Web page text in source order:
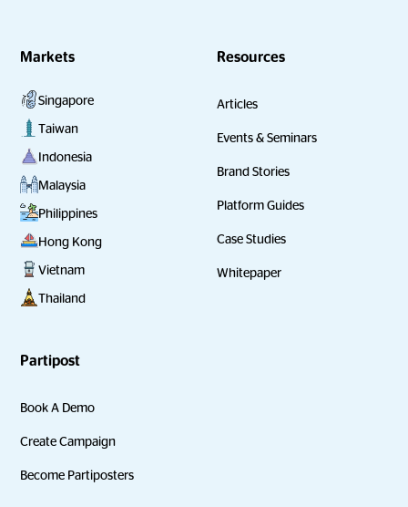
Markets
Singapore
Taiwan
Indonesia
Malaysia
Philippines
Hong Kong
Vietnam
Thailand
Resources
Articles
Events & Seminars
Brand Stories
Platform Guides
Case Studies
Whitepaper
Partipost
Book A Demo
Create Campaign
Become Partiposters